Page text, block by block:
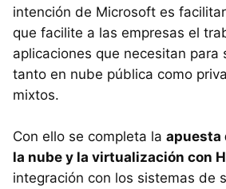
intención de Microsoft es
que facilite a las empresas el
aplicaciones que necesitan para
tanto en nube pública como
mixtos.
Con ello se completa la apuesta
la nube y la virtualización con
integración con los sistemas de